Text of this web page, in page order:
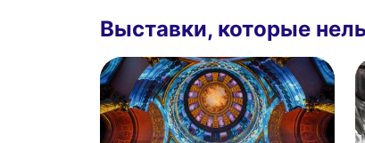
Выставки, которые